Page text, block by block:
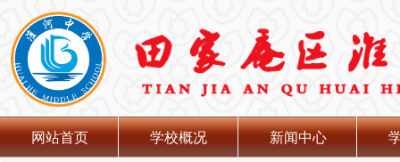
网站首页 学校概况 新闻中心